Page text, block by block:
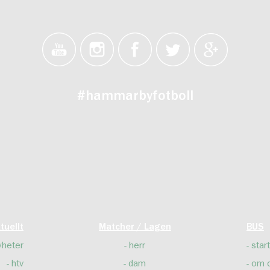
#hammarbyfotboll
htv
Matcher / Lagen
herr
dam
BUS
start
om